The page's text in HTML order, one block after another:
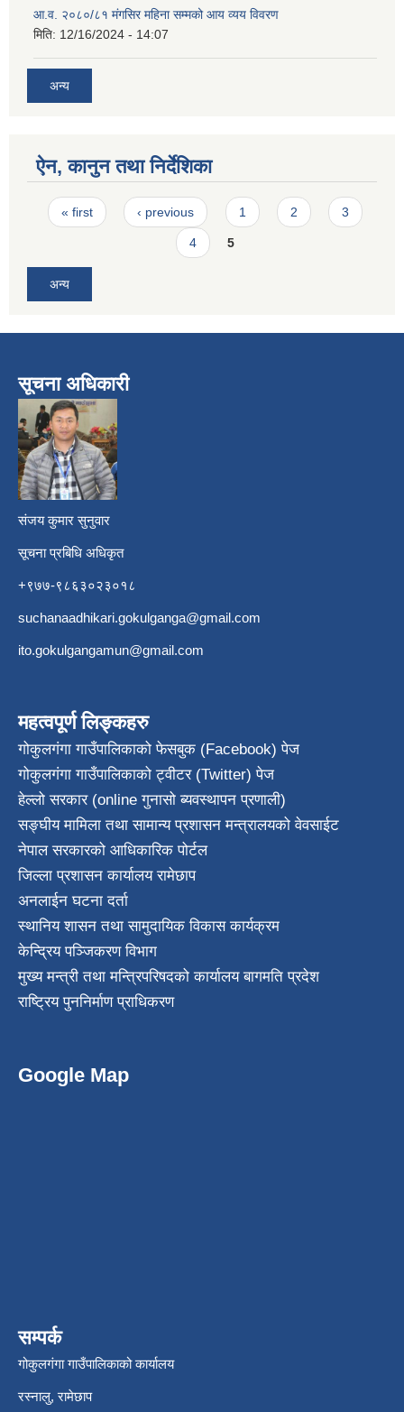
आ.व. २०८०/८१ मंगसिर महिना सम्मको आय व्यय विवरण
मिति: 12/16/2024 - 14:07
अन्य
ऐन, कानुन तथा निर्देशिका
Pages
« first ‹ previous 1 2 3
4 5
अन्य
सूचना अधिकारी
संजय कुमार सुनुवार
सूचना प्रबिधि अधिकृत
+९७७-९८६३०२३०१८
suchanaadhikari.gokulganga@gmail.com
ito.gokulgangamun@gmail.com
महत्वपूर्ण लिङ्कहरु
गोकुलगंगा गाउँपालिकाको फेसबुक (Facebook) पेज
गोकुलगंगा गाउँपालिकाको ट्वीटर (Twitter) पेज
हेल्लो सरकार (online गुनासो ब्यवस्थापन प्रणाली)
सङ्घीय मामिला तथा सामान्य प्रशासन मन्त्रालयको वेवसाईट
नेपाल सरकारको आधिकारिक पोर्टल
जिल्ला प्रशासन कार्यालय रामेछाप
अनलाईन घटना दर्ता
स्थानिय शासन तथा सामुदायिक विकास कार्यक्रम
केन्द्रिय पञ्जिकरण विभाग
मुख्य मन्त्री तथा मन्त्रिपरिषदको कार्यालय बागमति प्रदेश
राष्ट्रिय पुननिर्माण प्राधिकरण
Google Map
सम्पर्क
गोकुलगंगा गाउँपालिकाको कार्यालय
रस्नालु, रामेछाप